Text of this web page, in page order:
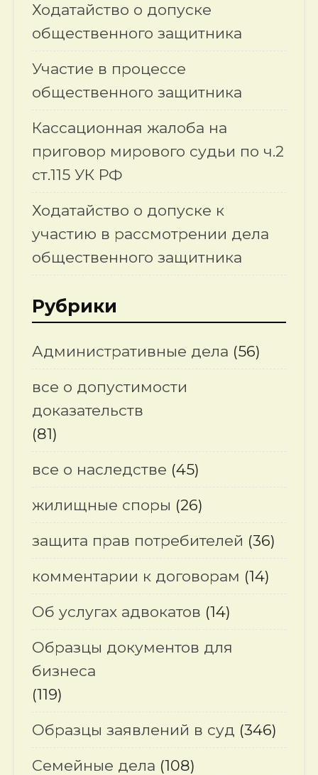
Ходатайство о допуске
общественного защитника
Участие в процессе
общественного защитника
Кассационная жалоба на
приговор мирового судьи по ч.2
ст.115 УК РФ
Ходатайство о допуске к
участию в рассмотрении дела
общественного защитника
Рубрики
Административные дела (56)
все о допустимости
доказательств
(81)
все о наследстве (45)
жилищные споры (26)
защита прав потребителей (36)
комментарии к договорам (14)
Об услугах адвокатов (14)
Образцы документов для
бизнеса
(119)
Образцы заявлений в суд (346)
Семейные дела (108)